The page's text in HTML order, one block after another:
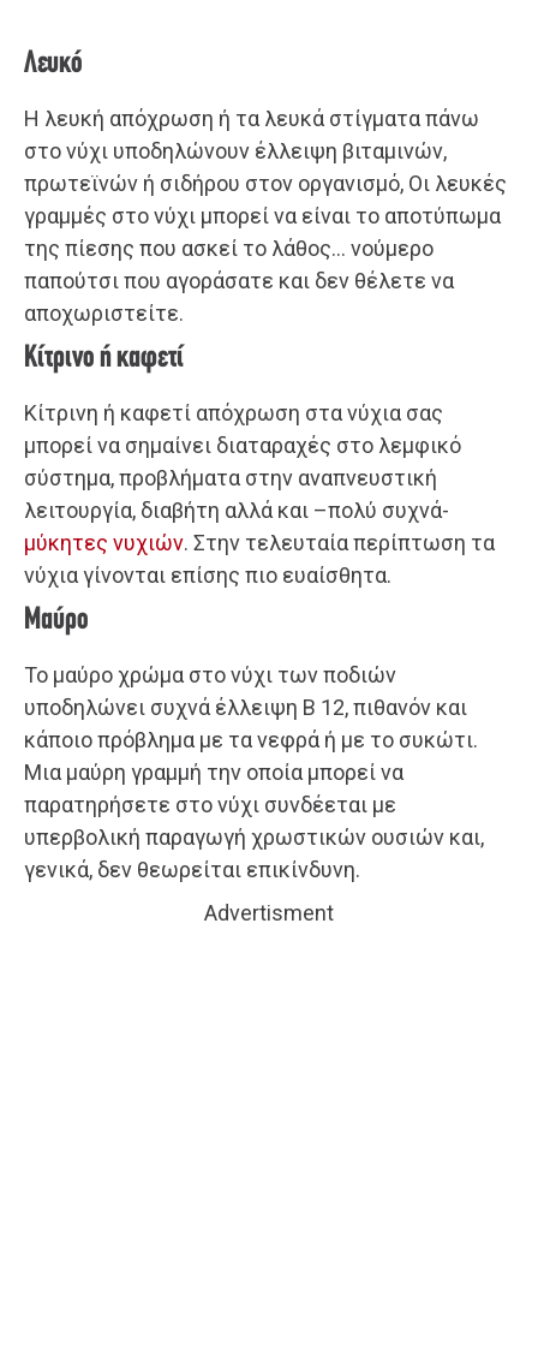
Λευκό
Η λευκή απόχρωση ή τα λευκά στίγματα πάνω
στο νύχι υποδηλώνουν έλλειψη βιταμινών,
πρωτεϊνών ή σιδήρου στον οργανισμό, Οι λευκές
γραμμές στο νύχι μπορεί να είναι το αποτύπωμα
της πίεσης που ασκεί το λάθος… νούμερο
παπούτσι που αγοράσατε και δεν θέλετε να
αποχωριστείτε.
Κίτρινο ή καφετί
Κίτρινη ή καφετί απόχρωση στα νύχια σας
μπορεί να σημαίνει διαταραχές στο λεμφικό
σύστημα, προβλήματα στην αναπνευστική
λειτουργία, διαβήτη αλλά και –πολύ συχνά-
μύκητες νυχιών. Στην τελευταία περίπτωση τα
νύχια γίνονται επίσης πιο ευαίσθητα.
Μαύρο
Το μαύρο χρώμα στο νύχι των ποδιών
υποδηλώνει συχνά έλλειψη B 12, πιθανόν και
κάποιο πρόβλημα με τα νεφρά ή με το συκώτι.
Μια μαύρη γραμμή την οποία μπορεί να
παρατηρήσετε στο νύχι συνδέεται με
υπερβολική παραγωγή χρωστικών ουσιών και,
γενικά, δεν θεωρείται επικίνδυνη.
Advertisment